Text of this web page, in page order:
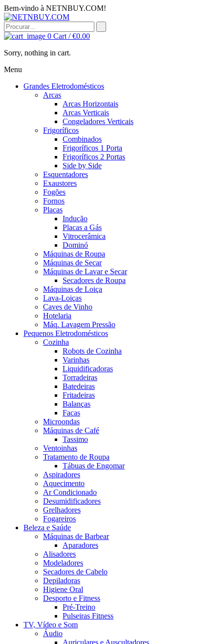
Bem-vindo à NETNBUY.COM!
0 Cart /€0.00
Sorry, nothing in cart.
Menu
Grandes Eletrodomésticos
Arcas
Arcas Horizontais
Arcas Verticais
Congeladores Verticais
Frigoríficos
Combinados
Frigoríficos 1 Porta
Frigoríficos 2 Portas
Side by Side
Esquentadores
Exaustores
Fogões
Fornos
Placas
Indução
Placas a Gás
Vitrocerâmica
Dominó
Máquinas de Roupa
Máquinas de Secar
Máquinas de Lavar e Secar
Secadores de Roupa
Máquinas de Loiça
Lava-Loiças
Caves de Vinho
Hotelaria
Máq. Lavagem Pressão
Pequenos Eletrodomésticos
Cozinha
Robots de Cozinha
Varinhas
Liquidificadoras
Torradeiras
Batedeiras
Fritadeiras
Balanças
Facas
Microondas
Máquinas de Café
Tassimo
Ventoinhas
Tratamento de Roupa
Tábuas de Engomar
Aspiradores
Aquecimento
Ar Condicionado
Desumidificadores
Grelhadores
Fogareiros
Beleza e Saúde
Máquinas de Barbear
Aparadores
Alisadores
Modeladores
Secadores de Cabelo
Depiladoras
Higiene Oral
Desporto e Fitness
Pré-Treino
Pulseiras Fitness
TV, Vídeo e Som
Áudio
Auriculares e Auscultadores